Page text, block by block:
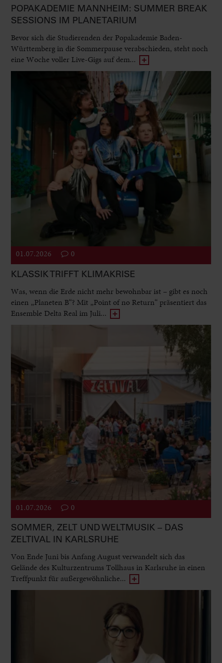
POPAKADEMIE MANNHEIM: SUMMER BREAK
SESSIONS IM PLANETARIUM
Bevor sich die Studierenden der Popakademie Baden-
Württemberg in die Sommerpause verabschieden, steht noch
eine Woche voller Live-Gigs auf dem...
01.07.2026 0
KLASSIK TRIFFT KLIMAKRISE
Was, wenn die Erde nicht mehr bewohnbar ist – gibt es noch
einen „Planeten B“? Mit „Point of no Return“ präsentiert das
Ensemble Delta Real im Juli...
01.07.2026 0
SOMMER, ZELT UND WELTMUSIK – DAS
ZELTIVAL IN KARLSRUHE
Von Ende Juni bis Anfang August verwandelt sich das
Gelände des Kulturzentrums Tollhaus in Karlsruhe in einen
Treffpunkt für außergewöhnliche...